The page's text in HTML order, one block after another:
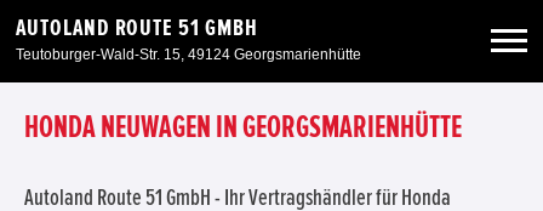
AUTOLAND ROUTE 51 GMBH
Teutoburger-Wald-Str. 15, 49124 Georgsmarienhütte
Neuwagen
Gebrauchtwagen
HONDA NEUWAGEN IN GEORGSMARIENHÜTTE
Autoland Route 51 GmbH - Ihr Vertragshändler für Honda